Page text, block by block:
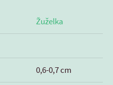
Žuželka
0,6-0,7 cm